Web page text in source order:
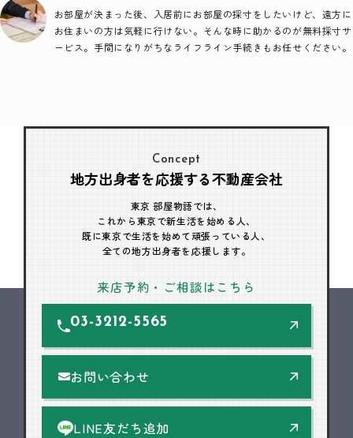
お部屋が決まった後、入居前にお部屋の採寸をしたいけど、遠方に
お住まいの方は気軽に行けない。そんな時に助かるのが無料採寸サ
ービス。手間になりがちなライフライン手続きもお任せください。
Concept
地方出身者を応援する不動産会社
東京 部屋物語では、
これから東京で新生活を始める人、
既に東京で生活を始めて頑張っている人、
全ての地方出身者を応援します。
来店予約・ご相談はこちら
03-3212-5565
お問い合わせ
LINE友だち追加